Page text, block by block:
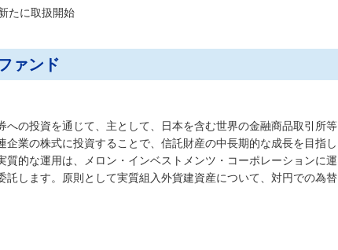
たに取扱開始
ァンド
への投資を通じて、主として、日本を含む世界の金融商品取引所等
企業の株式に投資することで、信託財産の中長期的な成長を目指し
質的な運用は、メロン・インベストメンツ・コーポレーションに運
託します。原則として実質組入外貨建資産について、対円での為替